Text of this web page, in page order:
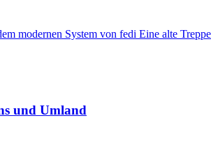
modernen System von fedi Eine alte
und Umland